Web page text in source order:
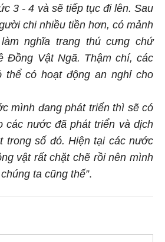
3 - 4 và sẽ tiếp tục đi lên. Sau
chi nhiều tiền hơn, có mảnh
nghĩa trang thú cưng chứ
Đồng Vật Ngã. Thậm chí, các
thể có hoạt động an nghỉ cho
mình đang phát triển thì sẽ có
các nước đã phát triển và dịch
trong số đó. Hiện tại các nước
vật rất chặt chẽ rồi nên mình
ta cũng thế”.